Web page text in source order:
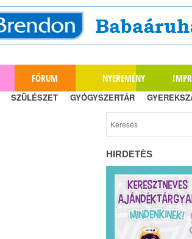
FÓRUM NYEREMÉNY
SZÜLÉSZET GYÓGYSZERTÁR
HIRDETÉS